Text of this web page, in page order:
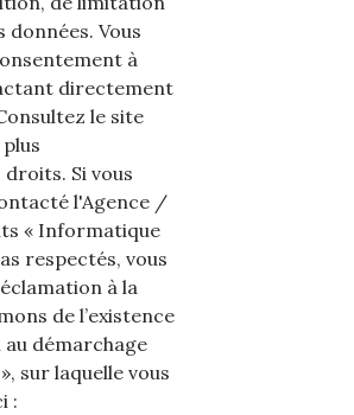
Vous
à
directement
le site
Si vous
l'Agence /
« Informatique
respectés, vous
à la
de l’existence
démarchage
sur laquelle vous
: